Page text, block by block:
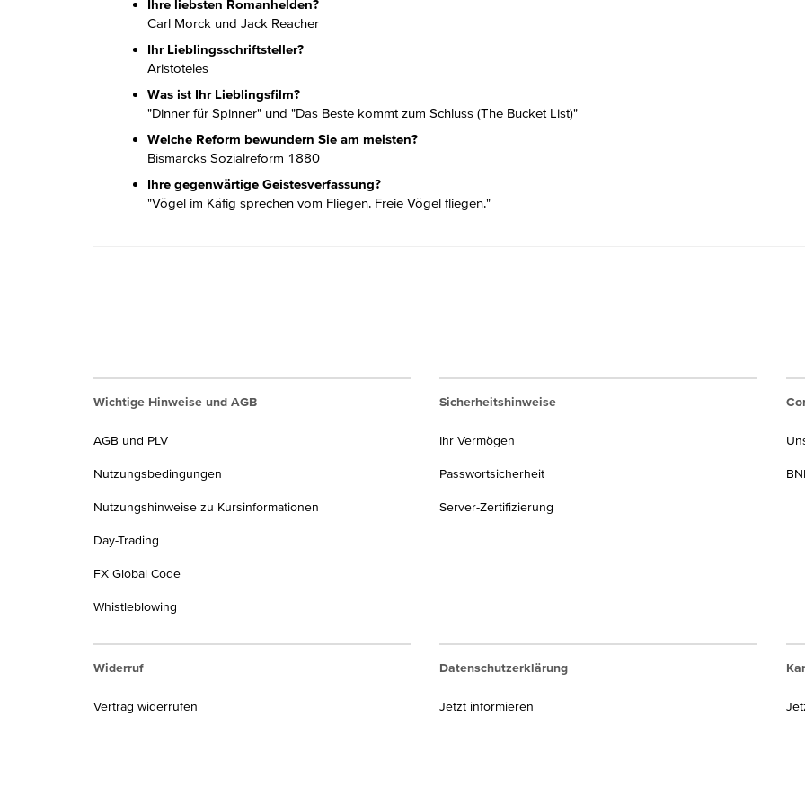
Ihre liebsten Romanhelden?
Carl Morck und Jack Reacher
Ihr Lieblingsschriftsteller?
Aristoteles
Was ist Ihr Lieblingsfilm?
"Dinner für Spinner" und "Das Beste kommt zum Schluss (The Bucket List)"
Welche Reform bewundern Sie am meisten?
Bismarcks Sozialreform 1880
Ihre gegenwärtige Geistesverfassung?
"Vögel im Käfig sprechen vom Fliegen. Freie Vögel fliegen."
Wichtige Hinweise und AGB
AGB und PLV
Nutzungsbedingungen
Nutzungshinweise zu Kursinformationen
Day-Trading
FX Global Code
Whistleblowing
Sicherheitshinweise
Ihr Vermögen
Passwortsicherheit
Server-Zertifizierung
Widerruf
Vertrag widerrufen
Datenschutzerklärung
Jetzt informieren